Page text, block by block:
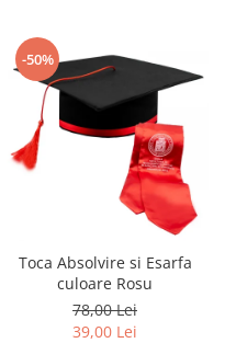
-50%
Toca Absolvire si Esarfa
culoare Rosu
78,00 Lei
39,00 Lei